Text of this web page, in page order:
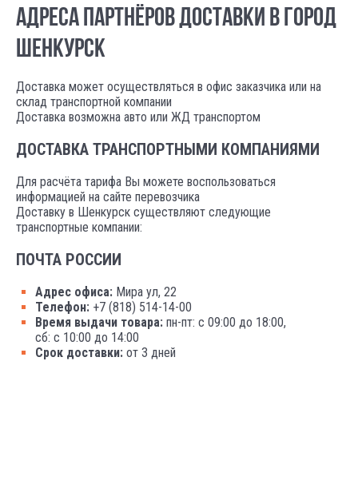
АДРЕСА ПАРТНЁРОВ ДОСТАВКИ В ГОРОД
ШЕНКУРСК
Доставка может осуществляться в офис заказчика или на
склад транспортной компании
Доставка возможна авто или ЖД транспортом
ДОСТАВКА ТРАНСПОРТНЫМИ КОМПАНИЯМИ
Для расчёта тарифа Вы можете воспользоваться
информацией на сайте перевозчика
Доставку в Шенкурск существляют следующие
транспортные компании:
ПОЧТА РОССИИ
Адрес офиса: Мира ул, 22
Телефон: +7 (818) 514-14-00
Время выдачи товара: пн-пт: с 09:00 до 18:00,
сб: с 10:00 до 14:00
Срок доставки: от 3 дней